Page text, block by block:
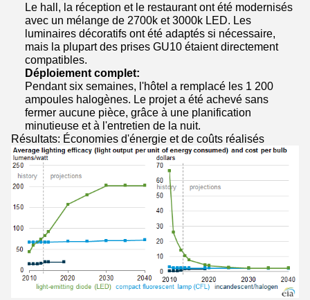
Le hall, la réception et le restaurant ont été modernisés
avec un mélange de 2700k et 3000k LED. Les
luminaires décoratifs ont été adaptés si nécessaire,
mais la plupart des prises GU10 étaient directement
compatibles.
Déploiement complet:
Pendant six semaines, l'hôtel a remplacé les 1 200
ampoules halogènes. Le projet a été achevé sans
fermer aucune pièce, grâce à une planification
minutieuse et à l'entretien de la nuit.
Résultats: Économies d'énergie et de coûts réalisés